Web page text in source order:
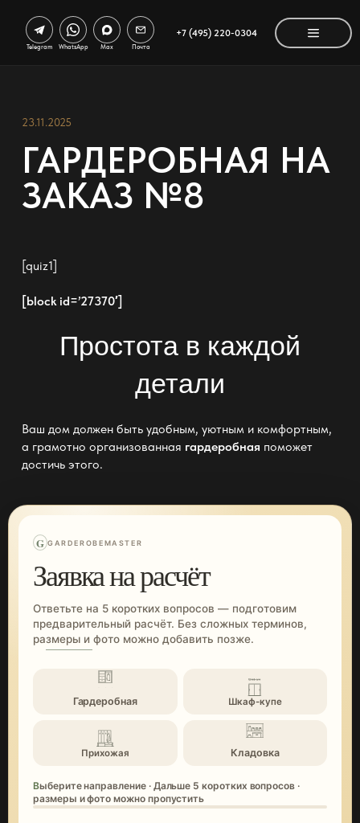
+7 (495) 220-0304
Telegram WhatsApp Max Почта
23.11.2025
ГАРДЕРОБНАЯ НА
ЗАКАЗ №8
[quiz1]
[block id=’27370′]
Простота в каждой
детали
Ваш дом должен быть удобным, уютным и комфортным,
а грамотно организованная гардеробная поможет
достичь этого.
G GARDEROBEMASTER
Заявка на расчёт
Ответьте на 5 коротких вопросов — подготовим
предварительный расчёт. Без сложных терминов,
размеры и фото можно добавить позже.
Гардеробная Шкаф-купе
Прихожая Кладовка
Выберите направление · Дальше 5 коротких вопросов ·
размеры и фото можно пропустить